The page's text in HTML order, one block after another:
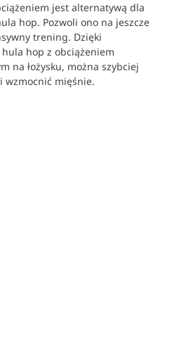
jest alternatywą dla
hop. Pozwoli ono na jeszcze
trening. Dzięki
hop z obciążeniem
na łożysku, można szybciej
wzmocnić mięśnie.